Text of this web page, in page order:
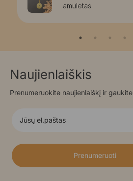
amuletas
Naujienlaiškis
Prenumeruokite naujienlaiškį ir gaukite
Prenumeruoti